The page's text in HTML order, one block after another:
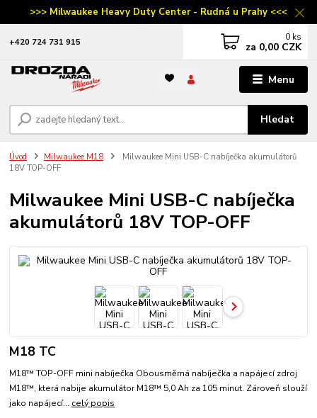
>>> Milwaukee Heavy Duty Center - Rudná u Prahy <<<
Menu
Hledat
‭+420 724 731 915 0 ks
za 0,00 CZK
Úvod Milwaukee M18
Milwaukee Mini USB-C nabíječka akumulátorů
18V TOP-OFF
Milwaukee Mini USB-C nabíječka
akumulátorů 18V TOP-OFF
M18 TC
M18™ TOP-OFF mini nabíječka Obousměrná nabíječka a napájecí zdroj
M18™, která nabije akumulátor M18™ 5,0 Ah za 105 minut. Zároveň slouží
jako napájecí... celý popis